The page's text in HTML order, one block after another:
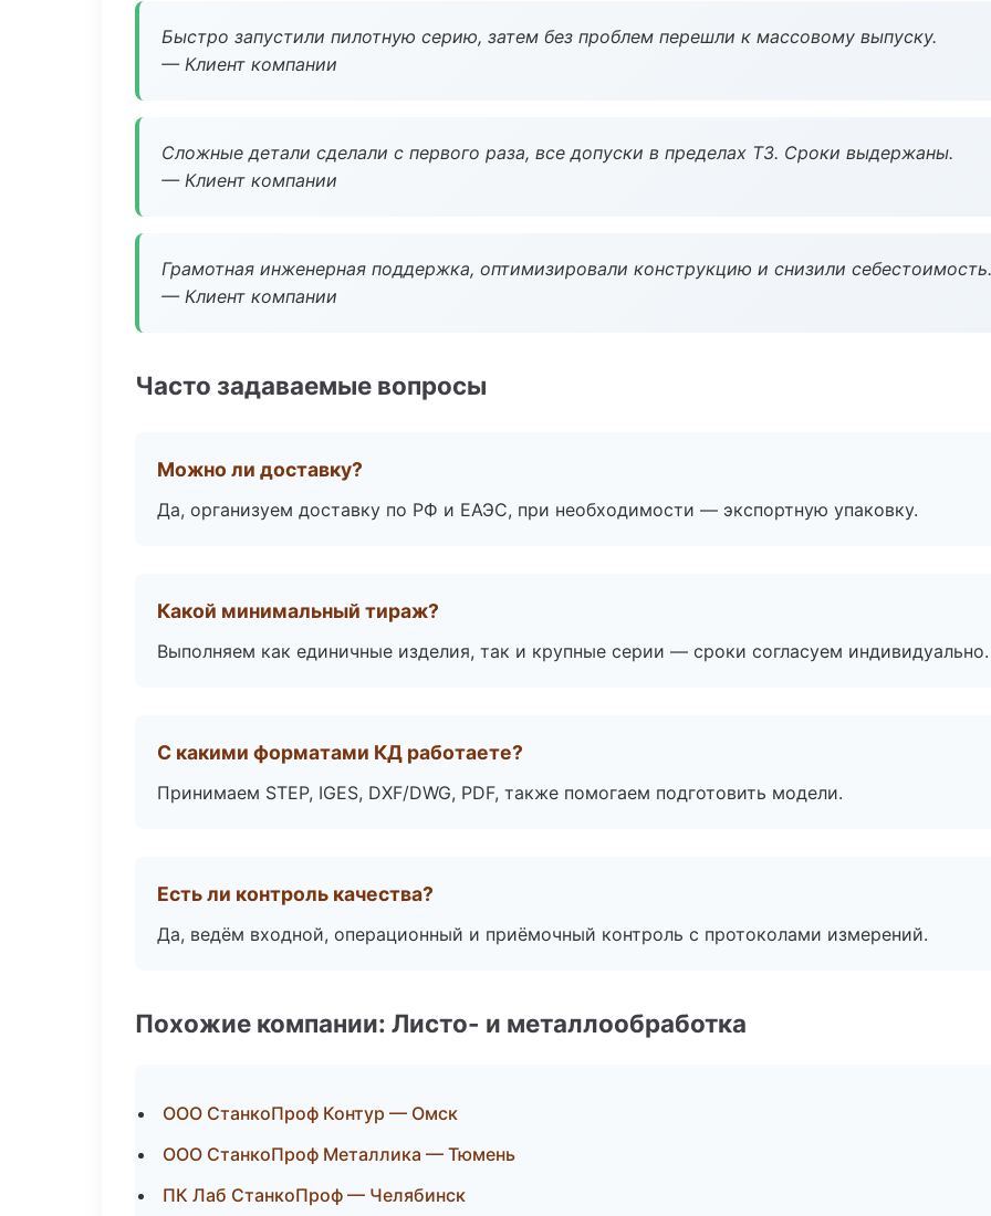
Быстро запустили пилотную серию, затем без проблем перешли к массовому выпуску.
— Клиент компании
Сложные детали сделали с первого раза, все допуски в пределах ТЗ. Сроки выдержаны.
— Клиент компании
Грамотная инженерная поддержка, оптимизировали конструкцию и снизили себестоимость.
— Клиент компании
Часто задаваемые вопросы
Можно ли доставку?
Да, организуем доставку по РФ и ЕАЭС, при необходимости — экспортную упаковку.
Какой минимальный тираж?
Выполняем как единичные изделия, так и крупные серии — сроки согласуем индивидуально.
С какими форматами КД работаете?
Принимаем STEP, IGES, DXF/DWG, PDF, также помогаем подготовить модели.
Есть ли контроль качества?
Да, ведём входной, операционный и приёмочный контроль с протоколами измерений.
Похожие компании: Листо- и металлообработка
ООО СтанкоПроф Контур — Омск
ООО СтанкоПроф Металлика — Тюмень
ПК Лаб СтанкоПроф — Челябинск